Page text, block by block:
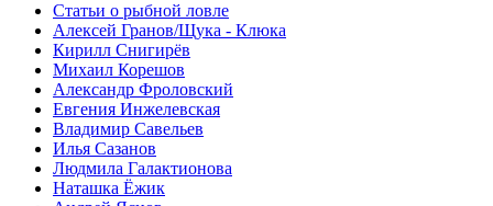
Статьи о рыбной ловле
Алексей Гранов/Щука - Клюка
Кирилл Снигирёв
Михаил Корешов
Александр Фроловский
Евгения Инжелевская
Владимир Савельев
Илья Сазанов
Людмила Галактионова
Наташка Ёжик